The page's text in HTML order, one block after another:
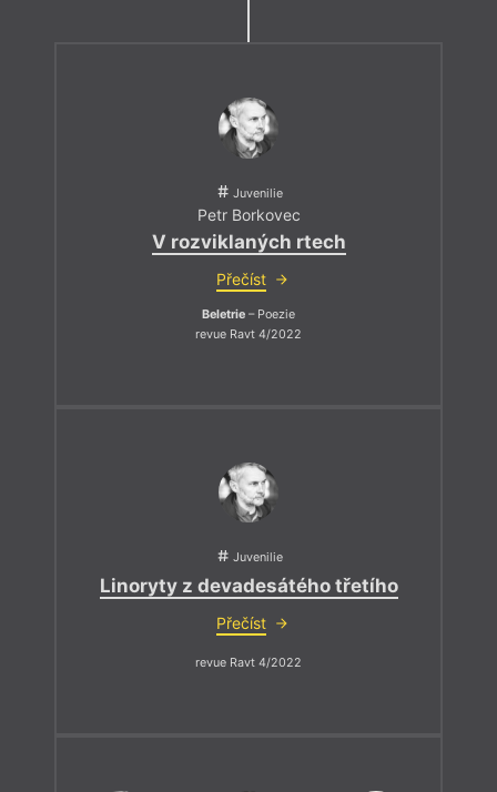
Juvenilie
Petr Borkovec
V rozviklaných rtech
Přečíst
Beletrie – Poezie
revue Ravt 4/2022
Juvenilie
Linoryty z devadesátého třetího
Přečíst
revue Ravt 4/2022